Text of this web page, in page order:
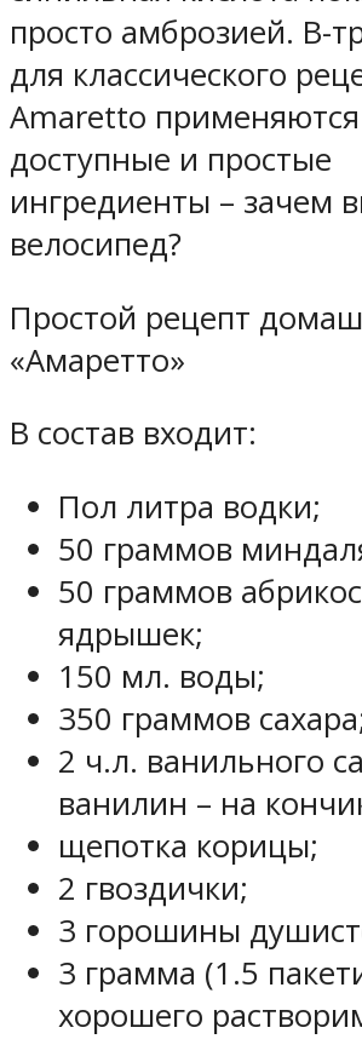
просто амброзией. В-
для классического
Amaretto
доступные и простые
ингредиенты – зачем
велосипед?
Простой рецепт
«Амаретто»
В состав входит:
Пол литра водки;
50 граммов
50 граммов
ядрышек;
150 мл. воды;
350 граммов
2 ч.л. ванильного
ванилин – на
щепотка корицы;
2 гвоздички;
3 горошины
3 грамма (1.5
хорошего